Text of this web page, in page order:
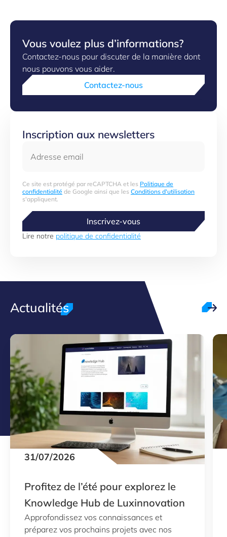
Vous voulez plus d’informations?
Contactez-nous pour discuter de la manière dont
nous pouvons vous aider.
Contactez-nous
Inscription aux newsletters
Ce site est protégé par reCAPTCHA et les Politique de
confidentialité de Google ainsi que les Conditions d'utilisation
s'appliquent.
Inscrivez-vous
Lire notre politique de confidentialité
Actualités
31/07/2026
Profitez de l’été pour explorez le
Knowledge Hub de Luxinnovation
Approfondissez vos connaissances et
préparez vos prochains projets avec nos